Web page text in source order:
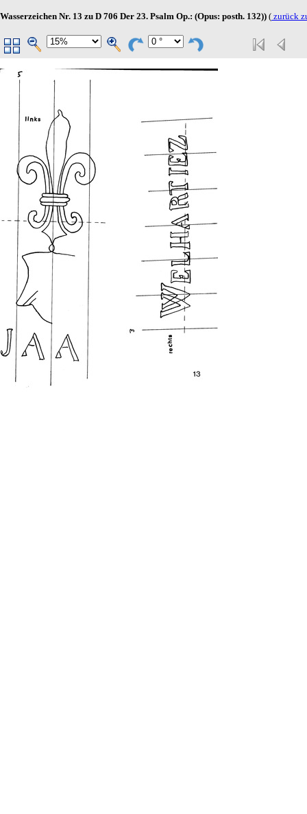
Wasserzeichen Nr. 13 zu D 706 Der 23. Psalm Op.: (Opus: posth. 132)) ( zurück